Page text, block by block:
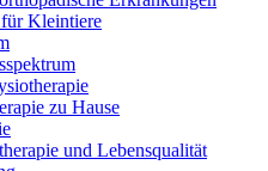
Kleintiere
zu Hause
und Lebensqualität